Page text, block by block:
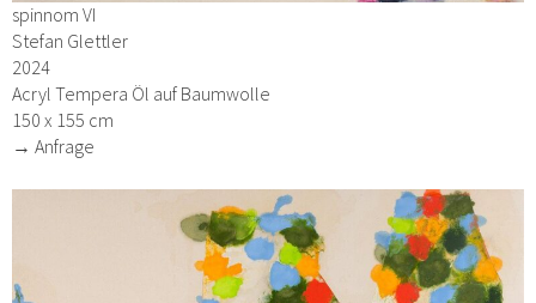
spinnom VI
Stefan Glettler
2024
Acryl Tempera Öl auf Baumwolle
150 x 155 cm
→ Anfrage